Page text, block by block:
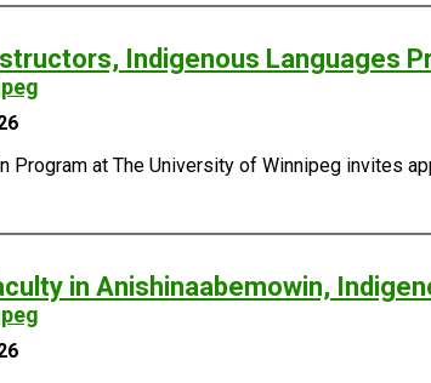
Indigenous Languages
Program at The University of Winnipeg invites
in Anishinaabemowin,